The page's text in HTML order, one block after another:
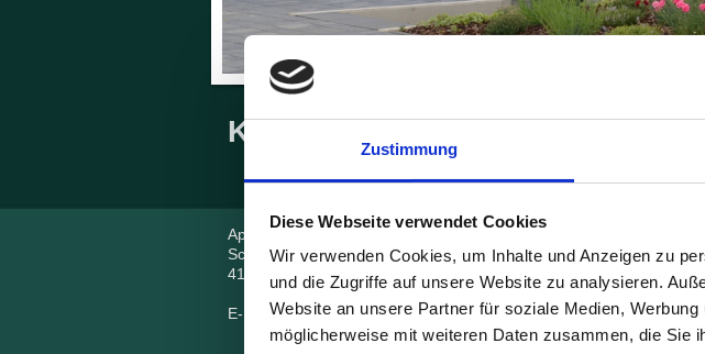
Zustimmung
Diese Webseite verwendet Cookies
Wir verwenden Cookies, um Inhalte und Anzeigen zu
und die Zugriffe auf unsere Website zu analysieren.
Website an unsere Partner für soziale Medien,
möglicherweise mit weiteren Daten zusammen, die Sie
Kontakt
Apartments Rommerskirchen Kurzzeitvermietung
Schillerstrasse 1c+d
41569
Rommerskirchen
E-Mail:kontakt@schiller-apart.de